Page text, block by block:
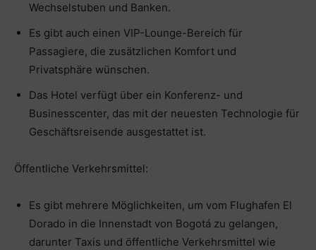
Wechselstuben und Banken.
Es gibt auch einen VIP-Lounge-Bereich für
Passagiere, die zusätzlichen Komfort und
Privatsphäre wünschen.
Das Hotel verfügt über ein Konferenz- und
Businesscenter, das mit der neuesten Technologie für
Geschäftsreisende ausgestattet ist.
Öffentliche Verkehrsmittel:
Es gibt mehrere Möglichkeiten, um vom Flughafen El
Dorado in die Innenstadt von Bogotá zu gelangen,
darunter Taxis und öffentliche Verkehrsmittel wie